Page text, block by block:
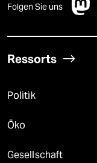
Folgen Sie uns
Ressorts
Politik
Öko
Gesellschaft